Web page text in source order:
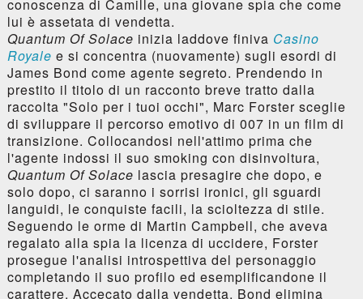
conoscenza di Camille, una giovane spia che come
lui è assetata di vendetta.
Quantum Of Solace inizia laddove finiva Casino
Royale e si concentra (nuovamente) sugli esordi di
James Bond come agente segreto. Prendendo in
prestito il titolo di un racconto breve tratto dalla
raccolta "Solo per i tuoi occhi", Marc Forster sceglie
di sviluppare il percorso emotivo di 007 in un film di
transizione. Collocandosi nell'attimo prima che
l'agente indossi il suo smoking con disinvoltura,
Quantum Of Solace lascia presagire che dopo, e
solo dopo, ci saranno i sorrisi ironici, gli sguardi
languidi, le conquiste facili, la scioltezza di stile.
Seguendo le orme di Martin Campbell, che aveva
regalato alla spia la licenza di uccidere, Forster
prosegue l'analisi introspettiva del personaggio
completando il suo profilo ed esemplificandone il
carattere. Accecato dalla vendetta, Bond elimina